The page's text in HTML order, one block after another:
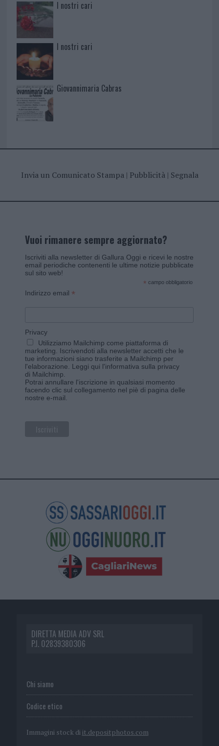
I nostri cari
I nostri cari
Giovannimaria Cabras
Invia un Comunicato Stampa| Pubblicità| Segnala
Vuoi rimanere sempre aggiornato?
Iscriviti alla newsletter di Gallura Oggi e ricevi le nostre
email periodiche contenenti le ultime notizie pubblicate
sul sito web!
* campo obbligatorio
Indirizzo email *
Privacy
Utilizziamo Mailchimp come piattaforma di
marketing. Iscrivendoti alla newsletter accetti che le
tue informazioni siano trasferite a Mailchimp per
l'elaborazione. Leggi qui l'informativa sulla privacy
di Mailchimp
Potrai annullare l'iscrizione in qualsiasi momento
facendo clic sul collegamento nel piè di pagina delle
nostre e-mail.
DIRETTA MEDIA ADV SRL
P.I. 02839380306
Chi siamo
Codice etico
Immagini stock di it.depositphotos.com